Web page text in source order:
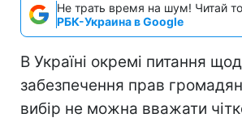
Не трать время на шум! Читай
РБК-Украина в Google
В Україні окремі питання
забезпечення прав
вибір не можна вважати